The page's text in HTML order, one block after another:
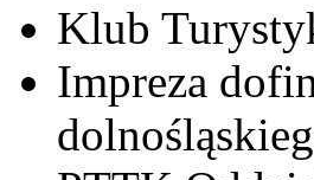
Klub
Impreza